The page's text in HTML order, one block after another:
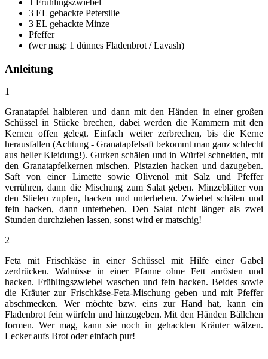
3 EL gehackte Petersilie
3 EL gehackte Minze
Pfeffer
(wer mag: 1 dünnes Fladenbrot / Lavash)
Anleitung
1
Granatapfel halbieren und dann mit den Händen in einer großen
Schüssel in Stücke brechen, dabei werden die Kammern mit den
Kernen offen gelegt. Einfach weiter zerbrechen, bis die Kerne
herausfallen (Achtung - Granatapfelsaft bekommt man ganz schlecht
aus heller Kleidung!). Gurken schälen und in Würfel schneiden, mit
den Granatapfelkernen mischen. Pistazien hacken und dazugeben.
Saft von einer Limette sowie Olivenöl mit Salz und Pfeffer
verrühren, dann die Mischung zum Salat geben. Minzeblätter von
den Stielen zupfen, hacken und unterheben. Zwiebel schälen und
fein hacken, dann unterheben. Den Salat nicht länger als zwei
Stunden durchziehen lassen, sonst wird er matschig!
2
Feta mit Frischkäse in einer Schüssel mit Hilfe einer Gabel
zerdrücken. Walnüsse in einer Pfanne ohne Fett anrösten und
hacken. Frühlingszwiebel waschen und fein hacken. Beides sowie
die Kräuter zur Frischkäse-Feta-Mischung geben und mit Pfeffer
abschmecken. Wer möchte bzw. eins zur Hand hat, kann ein
Fladenbrot fein würfeln und hinzugeben. Mit den Händen Bällchen
formen. Wer mag, kann sie noch in gehackten Kräuter wälzen.
Lecker aufs Brot oder einfach pur!